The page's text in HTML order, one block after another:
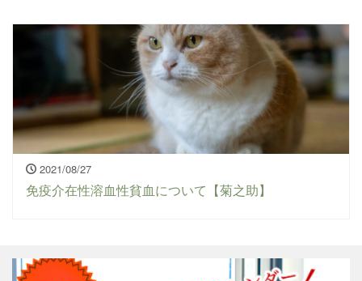
2021/08/27
免疫介在性溶血性貧血について【菊之助】